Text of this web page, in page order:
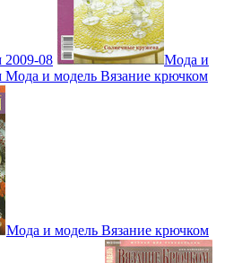
2009-08
Мода и
Мода и модель Вязание крючком
Мода и модель Вязание крючком